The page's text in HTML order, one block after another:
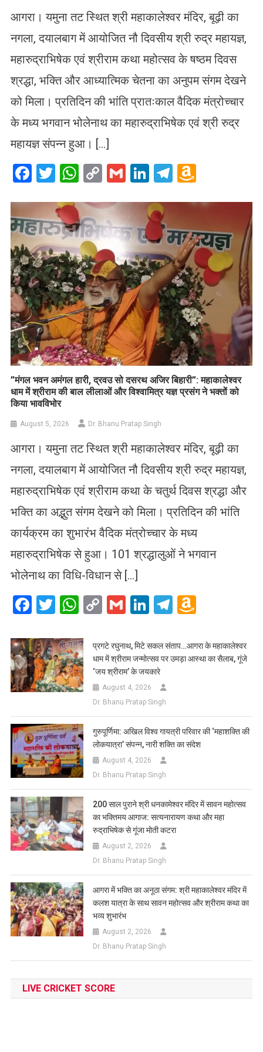
आगरा। यमुना तट स्थित श्री महाकालेश्वर मंदिर, बूढ़ी का
नगला, दयालबाग में आयोजित नौ दिवसीय श्री रुद्र महायज्ञ,
महारुद्राभिषेक एवं श्रीराम कथा महोत्सव के षष्ठम दिवस
श्रद्धा, भक्ति और आध्यात्मिक चेतना का अनुपम संगम देखने
को मिला। प्रतिदिन की भांति प्रातःकाल वैदिक मंत्रोच्चार
के मध्य भगवान भोलेनाथ का महारुद्राभिषेक एवं श्री रुद्र
महायज्ञ संपन्न हुआ। […]
Facebook
Twitter
WhatsApp
CopyGmailLinkedIn
Telegram
List
​”मंगल भवन अमंगल हारी, द्रवउ सो दसरथ अजिर बिहारी”: महाकालेश्वर
धाम में श्रीराम की बाल लीलाओं और विश्वामित्र यज्ञ प्रसंग ने भक्तों को
किया भावविभोर
August 5, 2026 Dr. Bhanu Pratap Singh
आगरा। यमुना तट स्थित श्री महाकालेश्वर मंदिर, बूढ़ी का
नगला, दयालबाग में आयोजित नौ दिवसीय श्री रुद्र महायज्ञ,
महारुद्राभिषेक एवं श्रीराम कथा के चतुर्थ दिवस श्रद्धा और
भक्ति का अद्भुत संगम देखने को मिला। प्रतिदिन की भांति
कार्यक्रम का शुभारंभ वैदिक मंत्रोच्चार के मध्य
महारुद्राभिषेक से हुआ। 101 श्रद्धालुओं ने भगवान
भोलेनाथ का विधि-विधान से […]
Facebook
Twitter
WhatsApp
CopyGmailLinkedIn
Telegram
List
प्रगटे रघुनाथ, मिटे सकल संताप…आगरा के महाकालेश्वर
धाम में श्रीराम जन्मोत्सव पर उमड़ा आस्था का सैलाब, गूंजे
‘जय श्रीराम’ के जयकारे
August 4, 2026
Dr. Bhanu Pratap Singh
गुरुपूर्णिमा: अखिल विश्व गायत्री परिवार की ‘महाशक्ति की
लोकयात्रा’ संपन्न, नारी शक्ति का संदेश
August 4, 2026
Dr. Bhanu Pratap Singh
200 साल पुराने श्री धनकामेश्वर मंदिर में सावन महोत्सव
का भक्तिमय आगाज: सत्यनारायण कथा और महा
रुद्राभिषेक से गूंजा मोती कटरा
August 2, 2026
Dr. Bhanu Pratap Singh
आगरा में भक्ति का अनूठा संगम: श्री महाकालेश्वर मंदिर में
कलश यात्रा के साथ सावन महोत्सव और श्रीराम कथा का
भव्य शुभारंभ
August 2, 2026
Dr. Bhanu Pratap Singh
LIVE CRICKET SCORE